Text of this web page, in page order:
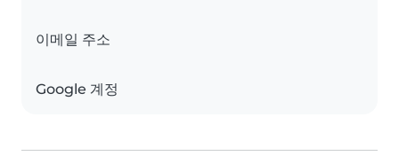
이메일 주소
Google 계정